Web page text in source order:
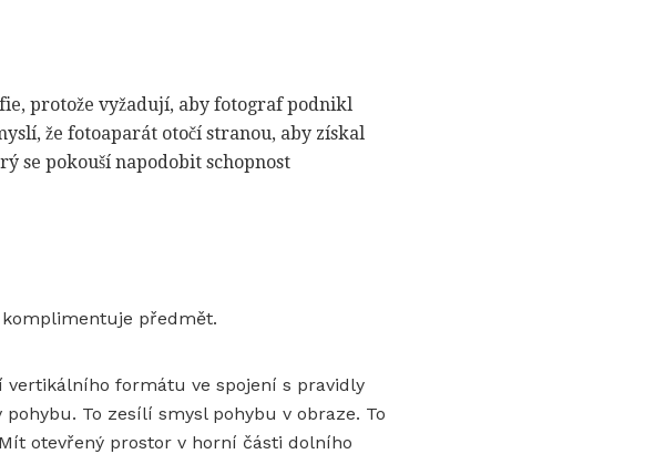
protože vyžadují, aby fotograf podnikl
že fotoaparát otočí stranou, aby získal
se pokouší napodobit schopnost
předmět.
vertikálního formátu ve spojení s pravidly
To zesílí smysl pohybu v obraze. To
otevřený prostor v horní části dolního